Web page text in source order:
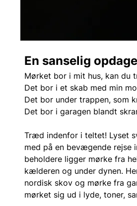
En sanselig
Mørket bor i mit hus, kan du
Det bor i et skab med min
Det bor under trappen, som
Det bor i garagen blandt
Træd indenfor i teltet! Lyset
med på en bevægende rejse
beholdere ligger mørke fra
kælderen og under dynen.
nordisk skov og mørke fra
mørket sig ud i lyde, toner,